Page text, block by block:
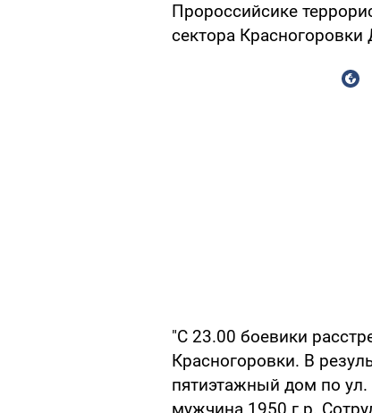
Пророссийсике
сектора
"С 23.00 боевики
Красногоровки. В
пятиэтажный дом по